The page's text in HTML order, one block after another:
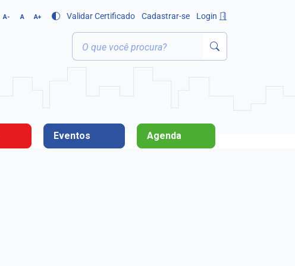
A- A A+ Validar Certificado Cadastrar-se Login
Eventos Agenda